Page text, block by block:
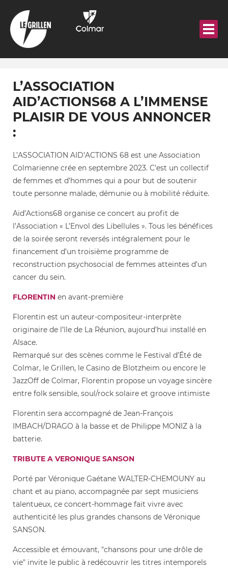
contenu
principal
L’ASSOCIATION
AID’ACTIONS68 A L’IMMENSE
PLAISIR DE VOUS ANNONCER
:
L’ASSOCIATION AID’ACTIONS 68 est une Association
Colmarienne crée en septembre 2023. C’est un collectif
de femmes et d’hommes qui a pour but de soutenir
toute personne malade, démunie ou à mobilité réduite.
Aid’Actions68 organise ce concert au profit de
l’Association « L’Envol des Libellules ». Tous les bénéfices
de la soirée seront reversés intégralement pour le
financement d’un troisième programme de
reconstruction psychosocial de femmes atteintes d’un
cancer du sein.
FLORENTIN en avant-première
Florentin est un auteur-compositeur-interprète
originaire de l’île de La Réunion, aujourd’hui installé en
Alsace.
Remarqué sur des scènes comme le Festival d’Été de
Colmar, le Grillen, le Casino de Blotzheim ou encore le
JazzOff de Colmar, Florentin propose un voyage sincère
entre folk sensible, soul/rock solaire et groove intimiste
Florentin sera accompagné de Jean-François
IMBACH/DRAGO à la basse et de Philippe MONIZ à la
batterie.
TRIBUTE A VERONIQUE SANSON
Porté par Véronique Gaétane WALTER-CHEMOUNY au
chant et au piano, accompagnée par sept musiciens
talentueux, ce concert-hommage fait vivre avec
authenticité les plus grandes chansons de Véronique
SANSON.
Accessible et émouvant, "chansons pour une drôle de
vie" invite le public à redécouvrir les titres intemporels